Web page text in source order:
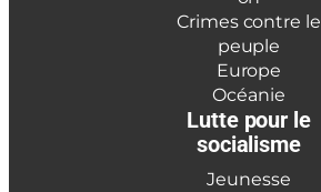
Crimes contre le
peuple
Europe
Océanie
Lutte pour le
socialisme
Jeunesse